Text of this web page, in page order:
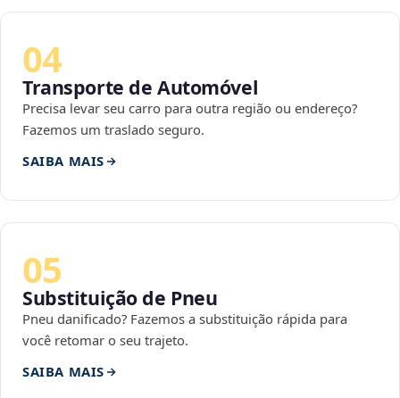
04
Transporte de Automóvel
Precisa levar seu carro para outra região ou endereço?
Fazemos um traslado seguro.
SAIBA MAIS
05
Substituição de Pneu
Pneu danificado? Fazemos a substituição rápida para
você retomar o seu trajeto.
SAIBA MAIS